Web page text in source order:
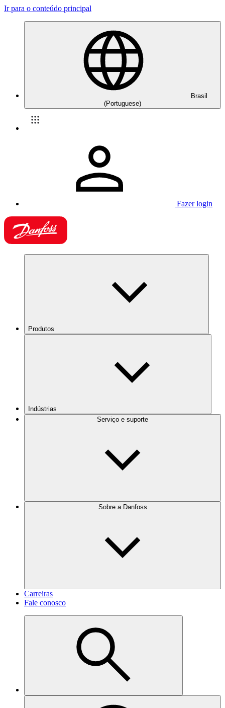
Ir para o conteúdo principal
Brasil
(Portuguese)
Fazer login
Produtos
Indústrias
Serviço e suporte
Sobre a Danfoss
Carreiras
Fale conosco